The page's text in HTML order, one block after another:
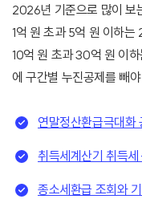
2026년 기준으로 많이 보
1억 원 초과 5억 원 이하
10억 원 초과 30억 원 이
에 구간별 누진공제를 빼
연말정산환급극대화
취득세계산기 취득
종소세환급 조회와